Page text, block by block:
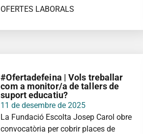
OFERTES LABORALS
#Ofertadefeina | Vols treballar
com a monitor/a de tallers de
suport educatiu?
11 de desembre de 2025
La Fundació Escolta Josep Carol obre
convocatòria per cobrir places de